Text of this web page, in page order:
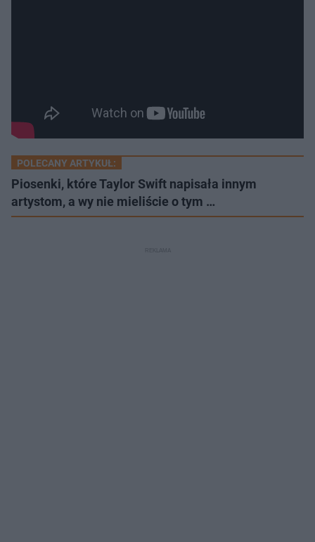
POLECANY ARTYKUŁ:
Piosenki, które Taylor Swift napisała innym
artystom, a wy nie mieliście o tym …